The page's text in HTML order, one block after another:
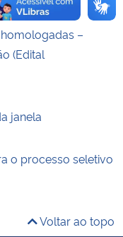
–
(Edital
janela
o processo seletivo
Voltar ao topo